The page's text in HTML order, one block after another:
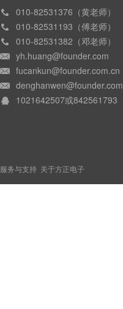
010-82531376（黄老师）
010-82531193（傅老师）
010-82531382（邓老师）
yh.huang@founder.com
fucankun@founder.com.cn
denghanwen@founder.com
1021642507或842561793
服务与支持 关于方正电子